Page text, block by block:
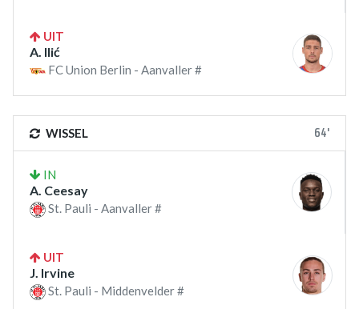
UIT
A. Ilić
FC Union Berlin - Aanvaller #
WISSEL 64'
IN
A. Ceesay
St. Pauli - Aanvaller #
UIT
J. Irvine
St. Pauli - Middenvelder #